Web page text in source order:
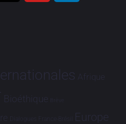
Afrique
Bioéthique Brève
Dialogues France-Brésil Europe